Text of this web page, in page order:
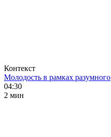
Контекст
Молодость в рамках разумного
04:30
2 мин